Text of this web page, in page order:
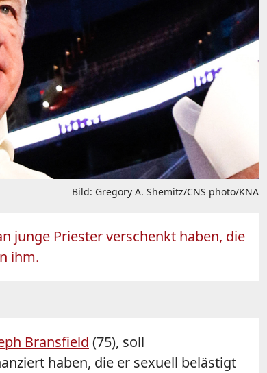
Bild: Gregory A. Shemitz/CNS photo/KNA
junge Priester verschenkt haben, die
ihm.
Bransfield (75), soll
haben, die er sexuell belästigt